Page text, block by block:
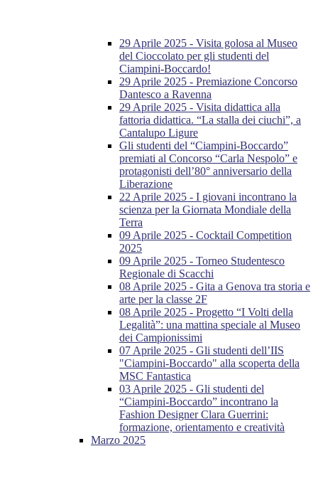
29 Aprile 2025 - Visita golosa al Museo
del Cioccolato per gli studenti del
Ciampini-Boccardo!
29 Aprile 2025 - Premiazione Concorso
Dantesco a Ravenna
29 Aprile 2025 - Visita didattica alla
fattoria didattica. “La stalla dei ciuchi”, a
Cantalupo Ligure
Gli studenti del “Ciampini-Boccardo”
premiati al Concorso “Carla Nespolo” e
protagonisti dell’80° anniversario della
Liberazione
22 Aprile 2025 - I giovani incontrano la
scienza per la Giornata Mondiale della
Terra
09 Aprile 2025 - Cocktail Competition
2025
09 Aprile 2025 - Torneo Studentesco
Regionale di Scacchi
08 Aprile 2025 - Gita a Genova tra storia e
arte per la classe 2F
08 Aprile 2025 - Progetto “I Volti della
Legalità”: una mattina speciale al Museo
dei Campionissimi
07 Aprile 2025 - Gli studenti dell’IIS
"Ciampini-Boccardo" alla scoperta della
MSC Fantastica
03 Aprile 2025 - Gli studenti del
“Ciampini-Boccardo” incontrano la
Fashion Designer Clara Guerrini:
formazione, orientamento e creatività
Marzo 2025